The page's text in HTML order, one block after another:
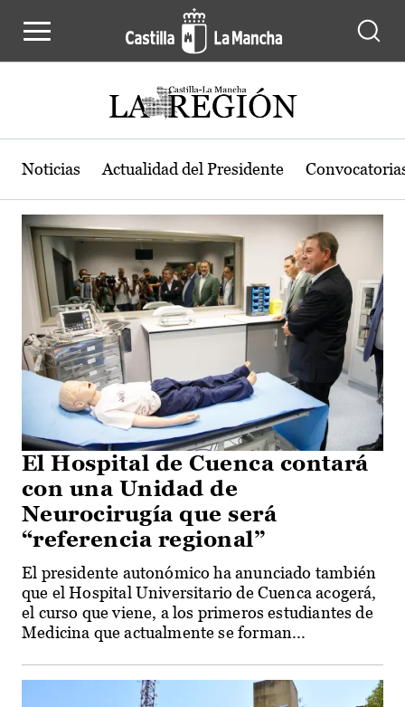
Actualidad de la región de Castilla-
Noticias Actualidad del Presidente
El Hospital de Cuenca contará
con una Unidad de
Neurocirugía que será
“referencia regional”
El presidente autonómico ha anunciado también
que el Hospital Universitario de Cuenca acogerá,
el curso que viene, a los primeros estudiantes de
Medicina que actualmente se forman...